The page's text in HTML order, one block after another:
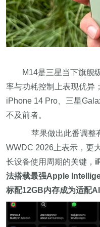
M14是三星当下旗舰
率与功耗控制上表现优异
iPhone 14 Pro、三星
不及前者。
苹果做出此番调整
WWDC 2026上表示，更
长设备使用周期的关键，
法搭载最强Apple
标配12GB内存成为适配AI